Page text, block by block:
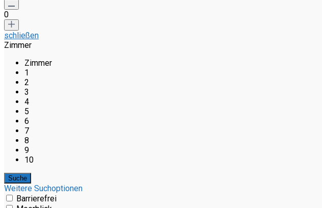
0
schließen
Zimmer
Zimmer
1
2
3
4
5
6
7
8
9
10
Weitere Suchoptionen
Barrierefrei